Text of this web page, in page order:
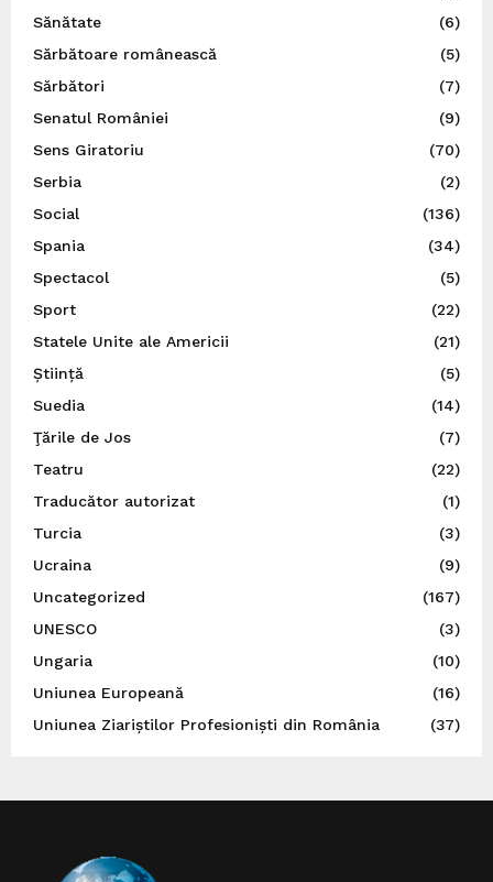
Sănătate
(6)
Sărbătoare românească
(5)
Sărbători
(7)
Senatul României
(9)
Sens Giratoriu
(70)
Serbia
(2)
Social
(136)
Spania
(34)
Spectacol
(5)
Sport
(22)
Statele Unite ale Americii
(21)
Știință
(5)
Suedia
(14)
Ţările de Jos
(7)
Teatru
(22)
Traducător autorizat
(1)
Turcia
(3)
Ucraina
(9)
Uncategorized
(167)
UNESCO
(3)
Ungaria
(10)
Uniunea Europeană
(16)
Uniunea Ziariștilor Profesioniști din România
(37)